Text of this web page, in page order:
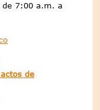
de 7:00 a.m. a
de